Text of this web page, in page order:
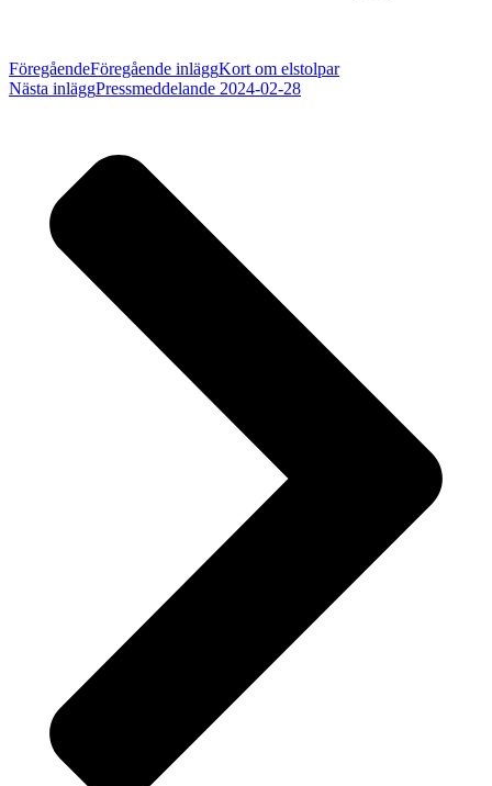
FöregåendeFöregående inläggKort om elstolpar
Nästa inläggPressmeddelande 2024-02-28